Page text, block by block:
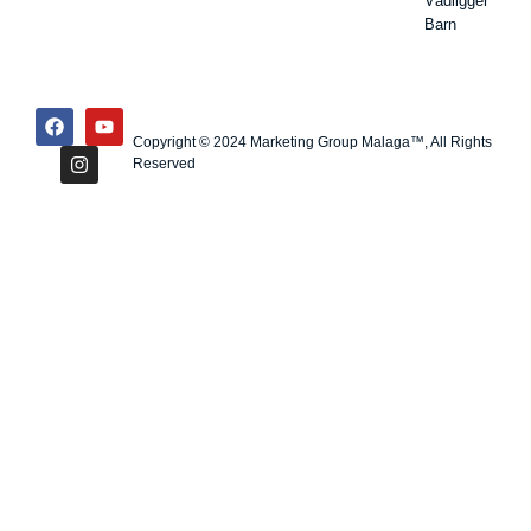
Barn
Copyright © 2024 Marketing Group Malaga™, All Rights
Reserved